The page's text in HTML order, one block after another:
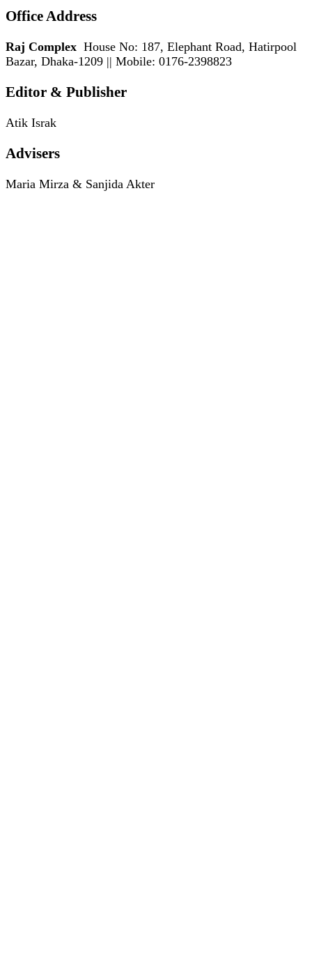
Office Address
Raj Complex House No: 187, Elephant Road, Hatirpool
Bazar, Dhaka-1209 || Mobile: 0176-2398823
Editor & Publisher
Atik Israk
Advisers
Maria Mirza & Sanjida Akter